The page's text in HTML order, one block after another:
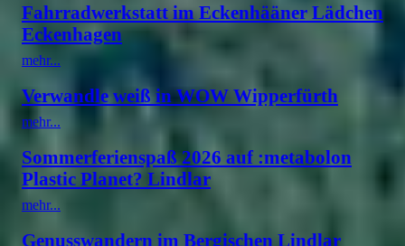
Fahrradwerkstatt im Eckenhääner Lädchen
Eckenhagen
mehr...
Verwandle weiß in WOW Wipperfürth
mehr...
Sommerferienspaß 2026 auf :metabolon
Plastic Planet? Lindlar
mehr...
Genusswandern im Bergischen Lindlar